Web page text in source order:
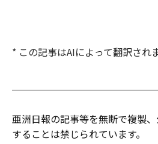
* この記事はAIによって翻訳され
亜洲日報の記事等を無断で複製
することは禁じられています。